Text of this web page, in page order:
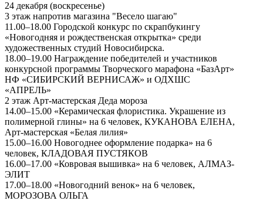
24 декабря (воскресенье)
3 этаж напротив магазина "Весело шагаю"
11.00–18.00 Городской конкурс по скрапбукингу
«Новогодняя и рождественская открытка» среди
художественных студий Новосибирска.
18.00–19.00 Награждение победителей и участников
конкурсной программы Творческого марафона «БазАрт»
НФ «СИБИРСКИЙ ВЕРНИСАЖ» и ОДХШС
«АПРЕЛЬ»
2 этаж Арт-мастерская Деда мороза
14.00–15.00 «Керамическая флористика. Украшение из
полимерной глины» на 6 человек, КУКАНОВА ЕЛЕНА,
Арт-мастерская «Белая лилия»
15.00–16.00 Новогоднее оформление подарка» на 6
человек, КЛАДОВАЯ ПУСТЯКОВ
16.00–17.00 «Ковровая вышивка» на 6 человек, АЛМАЗ-
ЭЛИТ
17.00–18.00 «Новогодний венок» на 6 человек,
МОРОЗОВА ОЛЬГА